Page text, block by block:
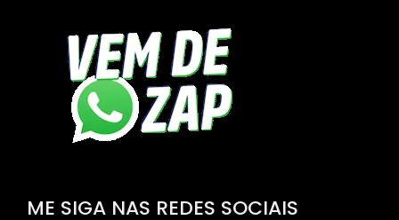
ME SIGA NAS REDES SOCIAIS